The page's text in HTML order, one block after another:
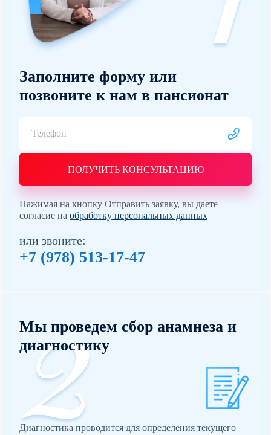
Заполните форму или
позвоните к нам в пансионат
ПОЛУЧИТЬ КОНСУЛЬТАЦИЮ
Нажимая на кнопку Отправить заявку, вы даете
согласие на обработку персональных данных
или звоните:
+7 (978) 513-17-47
Мы проведем сбор анамнеза и
диагностику
Диагностика проводится для определения текущего